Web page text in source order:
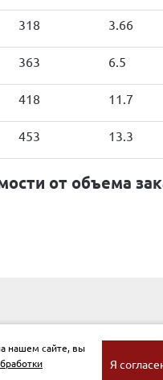
318 3.66
363 6.5
418 11.7
453 13.3
от объема
д.1Е
Обращаем
условиях не
нашем сайте, вы
Я